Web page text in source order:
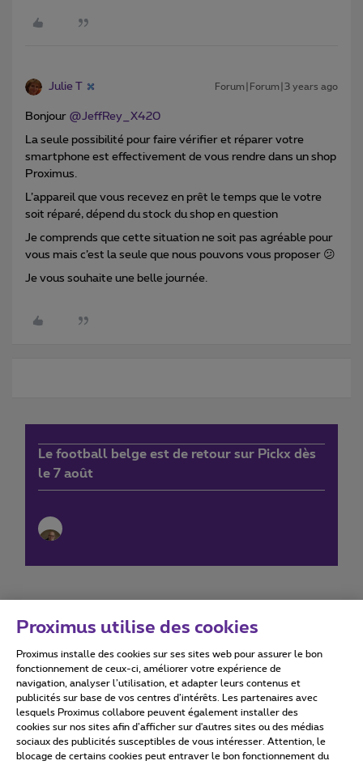
Julie T Forum|Forum|3 years ago
Bonjour @JeffRey_X420
La seule possibilité pour faire vérifier et réparer votre
smartphone est effectivement de vous rendre dans un shop
Proximus.
L’appareil que vous recevez en prêt le temps que le votre
soit réparé, dépend du stock du shop en question
Je comprends que cette situation ne soit pas agréable pour
vous mais c’est la seule que nous pouvons vous proposer 😕
Je vous souhaite une belle journée.
Le football belge est de retour sur Pickx dès
le 7 août
Conditions d'utilisation Accessibility statement
Tous droits réservés. © 2026
Proximus utilise des cookies
Proximus installe des cookies sur ses sites web pour assurer le bon
fonctionnement de ceux-ci, améliorer votre expérience de
navigation, analyser l’utilisation, et adapter leurs contenus et
publicités sur base de vos centres d’intérêts. Les partenaires avec
lesquels Proximus collabore peuvent également installer des
cookies sur nos sites afin d’afficher sur d'autres sites ou des médias
sociaux des publicités susceptibles de vous intéresser. Attention, le
blocage de certains cookies peut entraver le bon fonctionnement du